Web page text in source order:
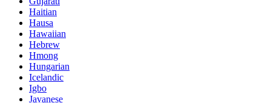
Haitian
Hausa
Hawaiian
Hebrew
Hmong
Hungarian
Icelandic
Igbo
Javanese